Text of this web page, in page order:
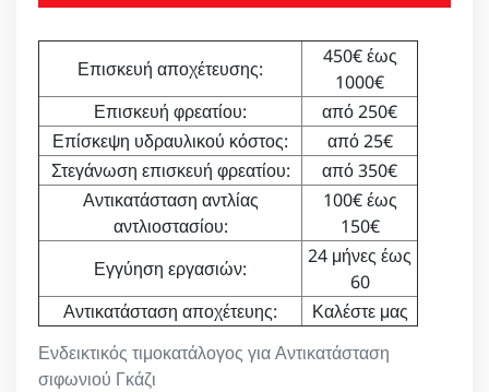
Ενδεικτικός τιμοκατάλογος για Αντικατάσταση
σιφωνιού Γκάζι
Επισκευή αποχέτευσης:
450€ έως
1000€
Επισκευή φρεατίου:
από 250€
Επίσκεψη υδραυλικού κόστος:
από 25€
Στεγάνωση επισκευή φρεατίου:
από 350€
Αντικατάσταση αντλίας
αντλιοστασίου:
100€ έως
150€
Εγγύηση εργασιών:
24 μήνες έως
60
Αντικατάσταση αποχέτευης:
Καλέστε μας